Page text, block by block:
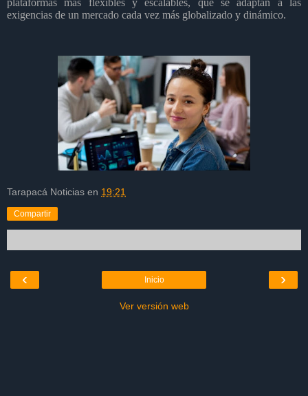
plataformas más flexibles y escalables, que se adaptan a las
exigencias de un mercado cada vez más globalizado y dinámico.
Tarapacá Noticias en 19:21
Compartir
‹ ›
Inicio
Ver versión web